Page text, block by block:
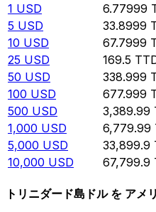
1 USD 6.77999
5 USD 33.8999
10 USD 67.7999
25 USD 169.5
50 USD 338.999
100 USD 677.999
500 USD 3,389.99
1,000 USD 6,779.99
5,000 USD 33,899.9
10,000 USD 67,799.9
トリニダード島ドル を アメ